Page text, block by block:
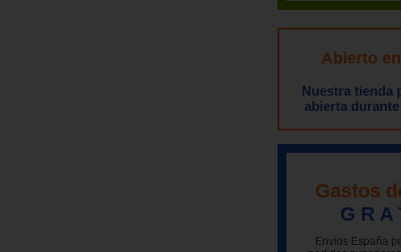
Abierto
Nuestra tienda
abierta
Gastos
G R A
Envíos España